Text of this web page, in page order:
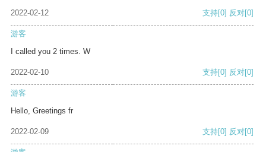
2022-02-12 支持[0] 反对[0]
游客
I called you 2 times. W
2022-02-10 支持[0] 反对[0]
游客
Hello, Greetings fr
2022-02-09 支持[0] 反对[0]